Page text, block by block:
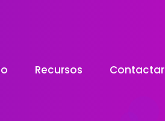
Recursos Contactar